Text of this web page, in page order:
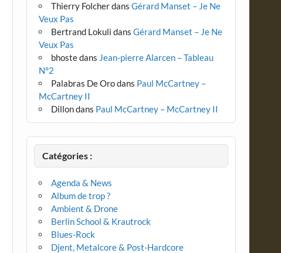
Thierry FolcherdansGérard Manset – Je Ne
Veux Pas
Bertrand Lokuli dansGérard Manset – Je Ne
Veux Pas
bhostedans Jean-pierre Alarcen – Tableau
N°2
Palabras De Orodans Paul McCartney –
McCartney II
Dillondans Paul McCartney – McCartney II
Catégories :
Agenda & News
Album de trop ?
Ambient & Drone
Berlin School & Krautrock
Blues-Rock
Djent, Metalcore & Post-Hardcore